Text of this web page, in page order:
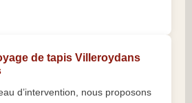
de tapis Villeroydans
d’intervention, nous proposons